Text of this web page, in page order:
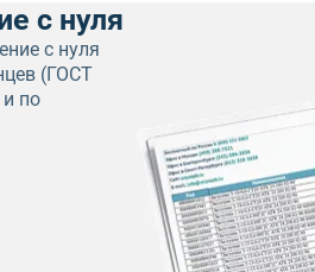
с нуля
с нуля
(ГОСТ
по